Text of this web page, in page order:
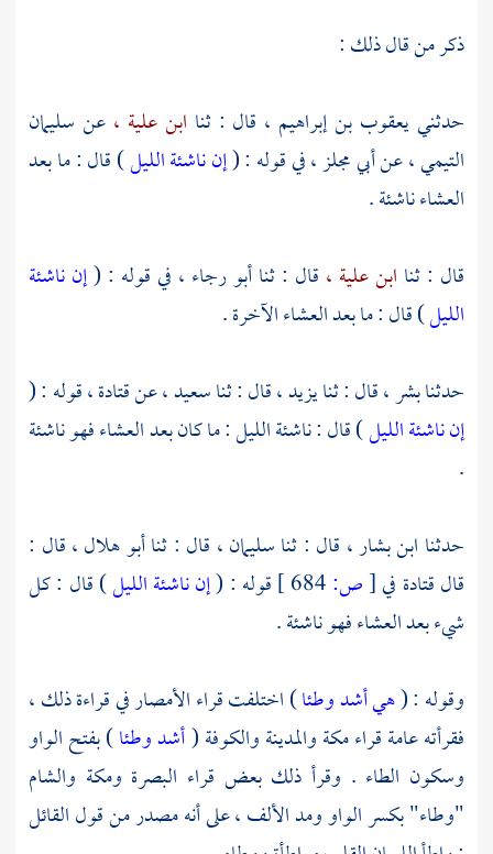
ذكر من قال ذلك :
حدثنييعقوب بن إبراهيم ، قال : ثنا ابن علية ، عن سليمان
التيمي ،عنأبي مجلز ،في قوله : (إن ناشئة الليل) قال : ما بعد
العشاء ناشئة .
قال : ثنا ابن علية ، قال : ثناأبو رجاء ، في قوله : (إن ناشئة
الليل) قال : ما بعد العشاء الآخرة .
حدثنابشر ،قال : ثنايزيد ،قال : ثناسعيد ،عنقتادة ،قوله : (
إن ناشئة الليل) قال : ناشئة الليل : ما كان بعد العشاء فهو ناشئة
.
حدثنا ابن بشار ، قال : ثناسليمان ، قال : ثناأبو هلال ،قال :
قالقتادة في[ص: قوله : (إن ناشئة الليل) قال : كل
شيء بعد العشاء فهو ناشئة .
وقوله : (هي أشد وطئا) اختلفت قراء الأمصار في قراءة ذلك ،
فقرأته عامة قراءمكةوالمدينةوالكوفة(أشد وطئا) بفتح الواو
وسكون الطاء . وقرأ ذلك بعض قراء البصرة ومكة والشام
"وطاء" بكسر الواو ومد الألف ، على أنه مصدر من قول القائل